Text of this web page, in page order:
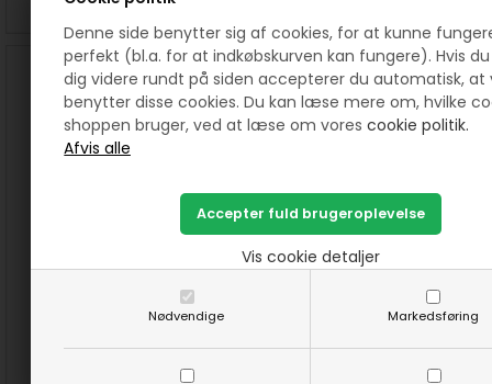
Denne side benytter sig af cookies, for at kunne
perfekt (bl.a. for at indkøbskurven kan fungere). Hvis du
dig videre rundt på siden accepterer du automatisk, at
benytter disse cookies. Du kan læse mere om, hvilke
shoppen bruger, ved at læse om vorescookie politik.
Nødvendige Markedsføring
Vis cookie detaljer
quiltetråd farve 4050
DKK
504 Meleret Cotton 30
quiltetråd farve 4085
DKK